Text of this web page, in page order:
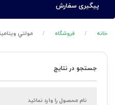
پیگیری سفارش
خانه فروشگاه مولتي
جستجو در نتایج